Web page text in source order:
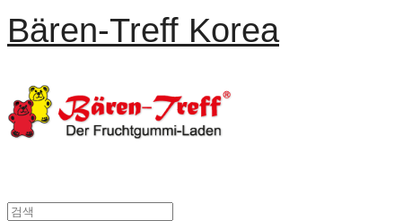
Bären-Treff Korea